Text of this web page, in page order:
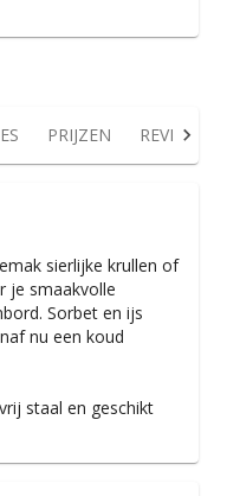
PRIJZEN REVIEWS
sierlijke krullen of
je smaakvolle
Sorbet en ijs
nu een koud
staal en geschikt